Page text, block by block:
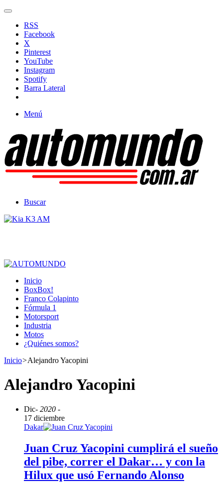
RSS
Facebook
X
Pinterest
YouTube
Instagram
Spotify
Barra Lateral
Menú
Buscar
Inicio
BoxBox!
Franco Colapinto
Fórmula 1
Motorsport
Industria
Motos
¿Quiénes somos?
Inicio>Alejandro Yacopini
Alejandro Yacopini
Dic- 2020 -
17 diciembre
Dakar
Juan Cruz Yacopini cumplirá el sueño
del pibe, correr el Dakar… y con la
Hilux que usó Fernando Alonso